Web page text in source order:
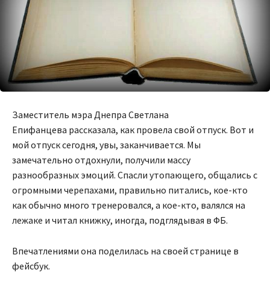
Заместитель мэра Днепра Светлана
Епифанцева рассказала, как провела свой отпуск. Вот и
мой отпуск сегодня, увы, заканчивается. Мы
замечательно отдохнули, получили массу
разнообразных эмоций. Спасли утопающего, общались с
огромными черепахами, правильно питались, кое-кто
как обычно много тренеровался, а кое-кто, валялся на
лежаке и читал книжку, иногда, подглядывая в ФБ.
Впечатлениями она поделилась на своей странице в
фейсбук.